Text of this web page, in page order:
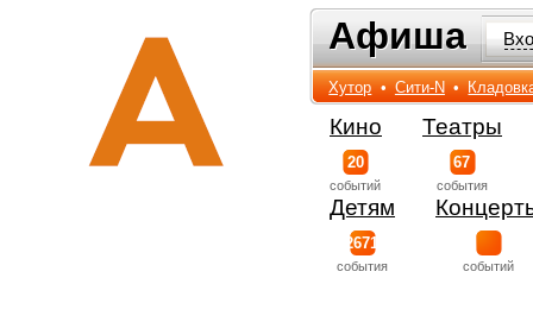
Афиша
Афиша
Хутор • Сити-N •
Кино
20
событий
Театры
67
события
Детям
2671
события событий